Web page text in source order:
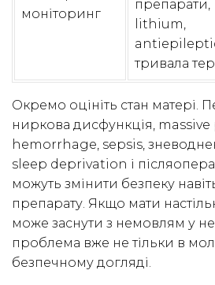
моніторинг
препарати,
lithium,
тривала
Окремо оцініть стан матері.
ниркова дисфункція,
hemorrhage, sepsis,
sleep deprivation і
можуть змінити безпеку
препарату. Якщо мати
може заснути з немовлям у
проблема вже не тільки в
безпечному догляді.